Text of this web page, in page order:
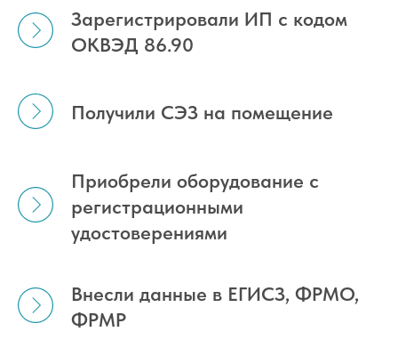
Зарегистрировали ИП с кодом
ОКВЭД 86.90
Получили СЭЗ на помещение
Приобрели оборудование с
регистрационными
удостоверениями
Внесли данные в ЕГИСЗ, ФРМО,
ФРМР